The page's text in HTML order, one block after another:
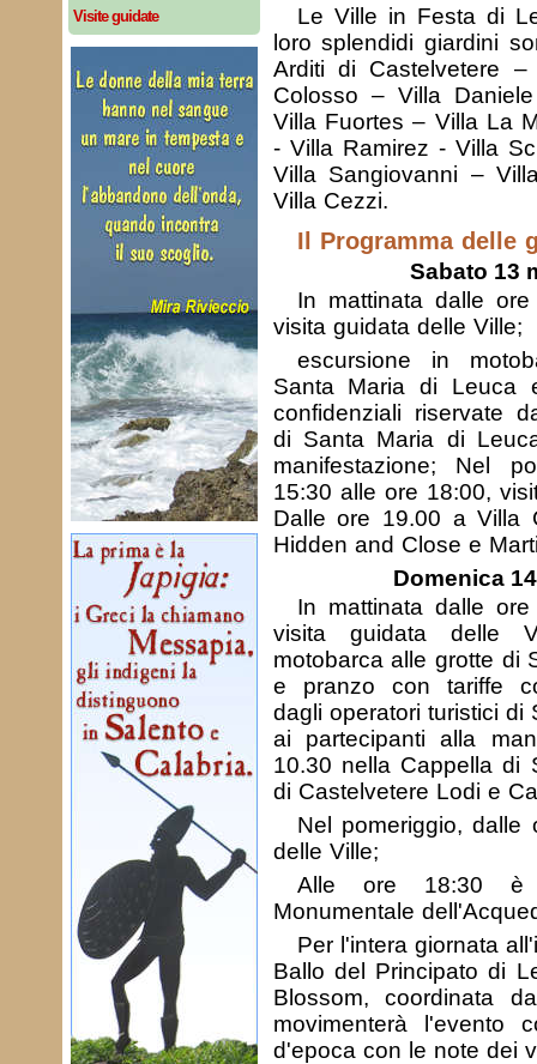
Visite guidate
Le Ville in Festa di
loro splendidi giardini
Arditi di Castelvetere
Colosso – Villa
Villa Fuortes – Villa La
- Villa Ramirez - Villa
Villa Sangiovanni –
Villa Cezzi.
Il Programma delle
Sabato 13
In mattinata dalle
visita guidata delle Ville;
escursione in
Santa Maria di Leuca
confidenziali riservate
di Santa Maria di
manifestazione; Nel
15:30 alle ore 18:00,
Dalle ore 19.00 a Villa
Hidden and Close e
Domenica
In mattinata dalle
visita guidata delle
motobarca alle grotte di
e pranzo con tariffe
dagli operatori turistici di
ai partecipanti alla
10.30 nella Cappella di
di Castelvetere Lodi e
Nel pomeriggio,
delle Ville;
Alle ore 18:30 è
Monumentale
Per l'intera giornata
Ballo del Principato di
Blossom, coordinata
movimenterà l'evento
d'epoca con le note dei